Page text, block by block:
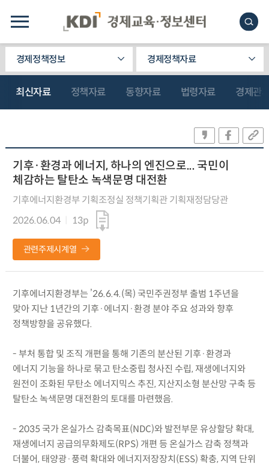
경제정책정보 경제정책자료
최신자료 정책자료 동향자료 법령자료 경제관
기후·환경과 에너지, 하나의 엔진으로... 국민이
체감하는 탈탄소 녹색문명 대전환
기후에너지환경부 기획조정실 정책기획관 기획재정담당관
2026.06.04
13p
관련주제시계열
기후에너지환경부는 ’26.6.4.(목) 국민주권정부 출범 1주년을
맞아 지난 1년간의 기후·에너지·환경 분야 주요 성과와 향후
정책방향을 공유했다.
- 부처 통합 및 조직 개편을 통해 기존의 분산된 기후·환경과
에너지 기능을 하나로 묶고 탄소중립 청사진 수립, 재생에너지와
원전이 조화된 무탄소 에너지믹스 추진, 지산지소형 분산망 구축 등
탈탄소 녹색문명 대전환의 토대를 마련했음.
- 2035 국가 온실가스 감축목표(NDC)와 발전부문 유상할당 확대,
재생에너지 공급의무화제도(RPS) 개편 등 온실가스 감축 정책과
더불어, 태양광·풍력 확대와 에너지저장장치(ESS) 확충, 지역 단위